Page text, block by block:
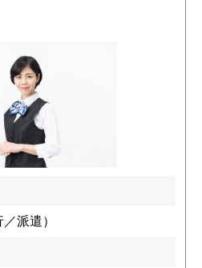
派遣）